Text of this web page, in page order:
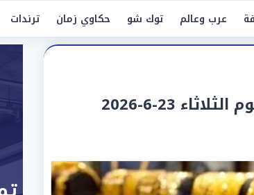
عرب وعالم توك شو حكاوي زمان ترندات
23-6-2026